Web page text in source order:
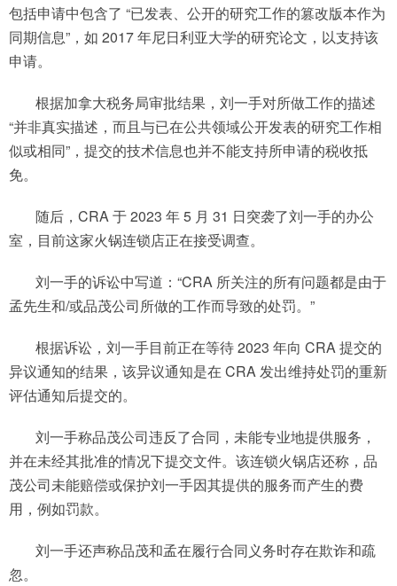
包括申请中包含了 “已发表、公开的研究工作的篡改版本作为
同期信息”，如 2017 年尼日利亚大学的研究论文，以支持该
申请。
根据加拿大税务局审批结果，刘一手对所做工作的描述
“并非真实描述，而且与已在公共领域公开发表的研究工作相
似或相同”，提交的技术信息也并不能支持所申请的税收抵
免。
随后，CRA 于 2023 年 5 月 31 日突袭了刘一手的办公
室，目前这家火锅连锁店正在接受调查。
刘一手的诉讼中写道：“CRA 所关注的所有问题都是由于
孟先生和/或品茂公司所做的工作而导致的处罚。”
根据诉讼，刘一手目前正在等待 2023 年向 CRA 提交的
异议通知的结果，该异议通知是在 CRA 发出维持处罚的重新
评估通知后提交的。
刘一手称品茂公司违反了合同，未能专业地提供服务，
并在未经其批准的情况下提交文件。该连锁火锅店还称，品
茂公司未能赔偿或保护刘一手因其提供的服务而产生的费
用，例如罚款。
刘一手还声称品茂和孟在履行合同义务时存在欺诈和疏
忽。